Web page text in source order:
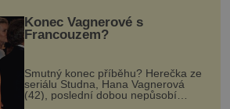
Konec Vagnerové s
Francouzem?
Smutný konec příběhu? Herečka ze
seriálu Studna, Hana Vagnerová
(42), poslední dobou nepůsobí